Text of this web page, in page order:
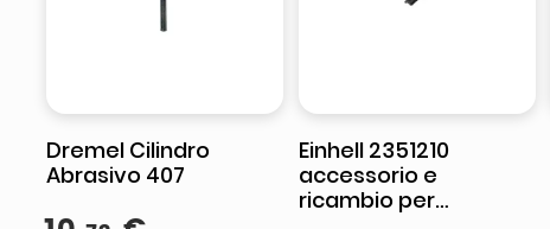
Dremel Cilindro
Abrasivo 407
Einhell 2351210
accessorio e
ricambio per